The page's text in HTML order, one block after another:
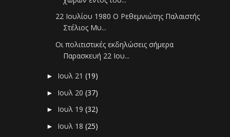
22 Ιουλίου 1980 Ο Ρεθεμνιώτης Παλαιστής
Στέλιος Μυ...
Οι πολιτιστικές εκδηλώσεις σήμερα
Παρασκευή 22 Ιου...
► Ιουλ 21(19)
► Ιουλ 20(37)
► Ιουλ 19(32)
► Ιουλ 18(25)